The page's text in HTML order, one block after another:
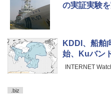
の実証実験
KDDI、船舶
始、Kuバン
INTERNET
.biz